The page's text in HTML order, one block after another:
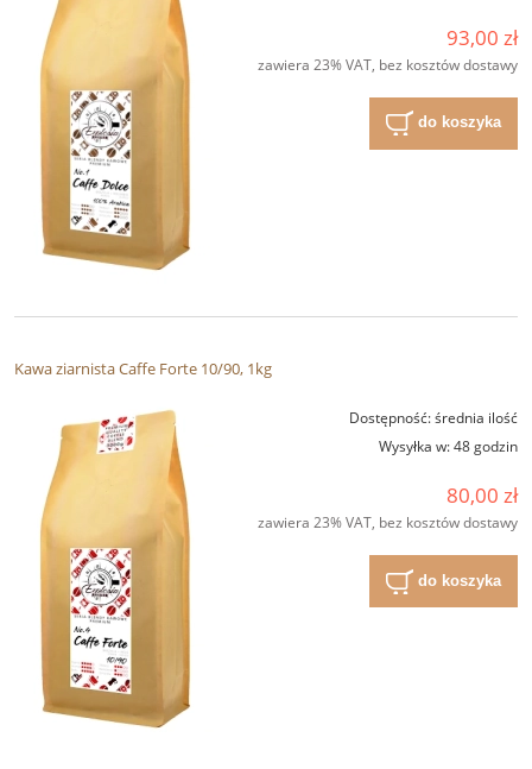
93,00 zł
zawiera 23% VAT, bez kosztów dostawy
do koszyka
Kawa ziarnista Caffe Forte 10/90, 1kg
Dostępność:średnia ilość
Wysyłka w:48 godzin
80,00 zł
zawiera 23% VAT, bez kosztów dostawy
do koszyka